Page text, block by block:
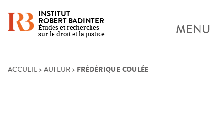
Skip
INSTITUT
ROBERT BADINTER
Études et recherches
sur le droit et la justice
MENU
ACCUEIL > AUTEUR > FRÉDÉRIQUE COULÉE